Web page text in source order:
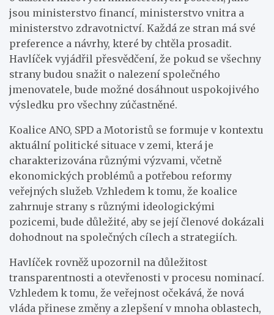
jsou ministerstvo financí, ministerstvo vnitra a
ministerstvo zdravotnictví. Každá ze stran má své
preference a návrhy, které by chtěla prosadit.
Havlíček vyjádřil přesvědčení, že pokud se všechny
strany budou snažit o nalezení společného
jmenovatele, bude možné dosáhnout uspokojivého
výsledku pro všechny zúčastněné.
Koalice ANO, SPD a Motoristů se formuje v kontextu
aktuální politické situace v zemi, která je
charakterizována různými výzvami, včetně
ekonomických problémů a potřebou reformy
veřejných služeb. Vzhledem k tomu, že koalice
zahrnuje strany s různými ideologickými
pozicemi, bude důležité, aby se její členové dokázali
dohodnout na společných cílech a strategiích.
Havlíček rovněž upozornil na důležitost
transparentnosti a otevřenosti v procesu nominací.
Vzhledem k tomu, že veřejnost očekává, že nová
vláda přinese změny a zlepšení v mnoha oblastech,